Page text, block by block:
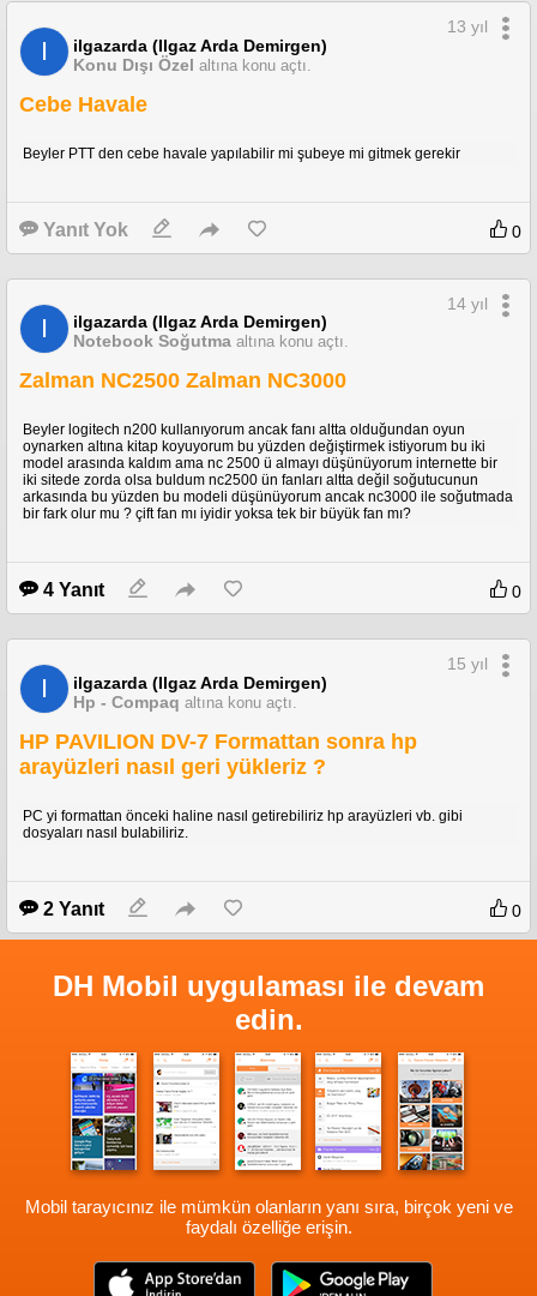
I
ilgazarda (Ilgaz Arda Demirgen)
Konu Dışı Özel altına konu açtı.
13 yıl
Cebe Havale
Beyler PTT den cebe havale yapılabilir mi şubeye mi gitmek gerekir
Yanıt Yok 0
I
ilgazarda (Ilgaz Arda Demirgen)
Notebook Soğutma altına konu açtı.
14 yıl
Zalman NC2500 Zalman NC3000
Beyler logitech n200 kullanıyorum ancak fanı altta olduğundan oyun
oynarken altına kitap koyuyorum bu yüzden değiştirmek istiyorum bu iki
model arasında kaldım ama nc 2500 ü almayı düşünüyorum internette bir
iki sitede zorda olsa buldum nc2500 ün fanları altta değil soğutucunun
arkasında bu yüzden bu modeli düşünüyorum ancak nc3000 ile soğutmada
bir fark olur mu ? çift fan mı iyidir yoksa tek bir büyük fan mı?
4 Yanıt 0
I
ilgazarda (Ilgaz Arda Demirgen)
Hp - Compaq altına konu açtı.
15 yıl
HP PAVILION DV-7 Formattan sonra hp
arayüzleri nasıl geri yükleriz ?
PC yi formattan önceki haline nasıl getirebiliriz hp arayüzleri vb. gibi
dosyaları nasıl bulabiliriz.
2 Yanıt 0
DH Mobil uygulaması ile devam
edin.
Mobil tarayıcınız ile mümkün olanların yanı sıra, birçok yeni ve
faydalı özelliğe erişin.